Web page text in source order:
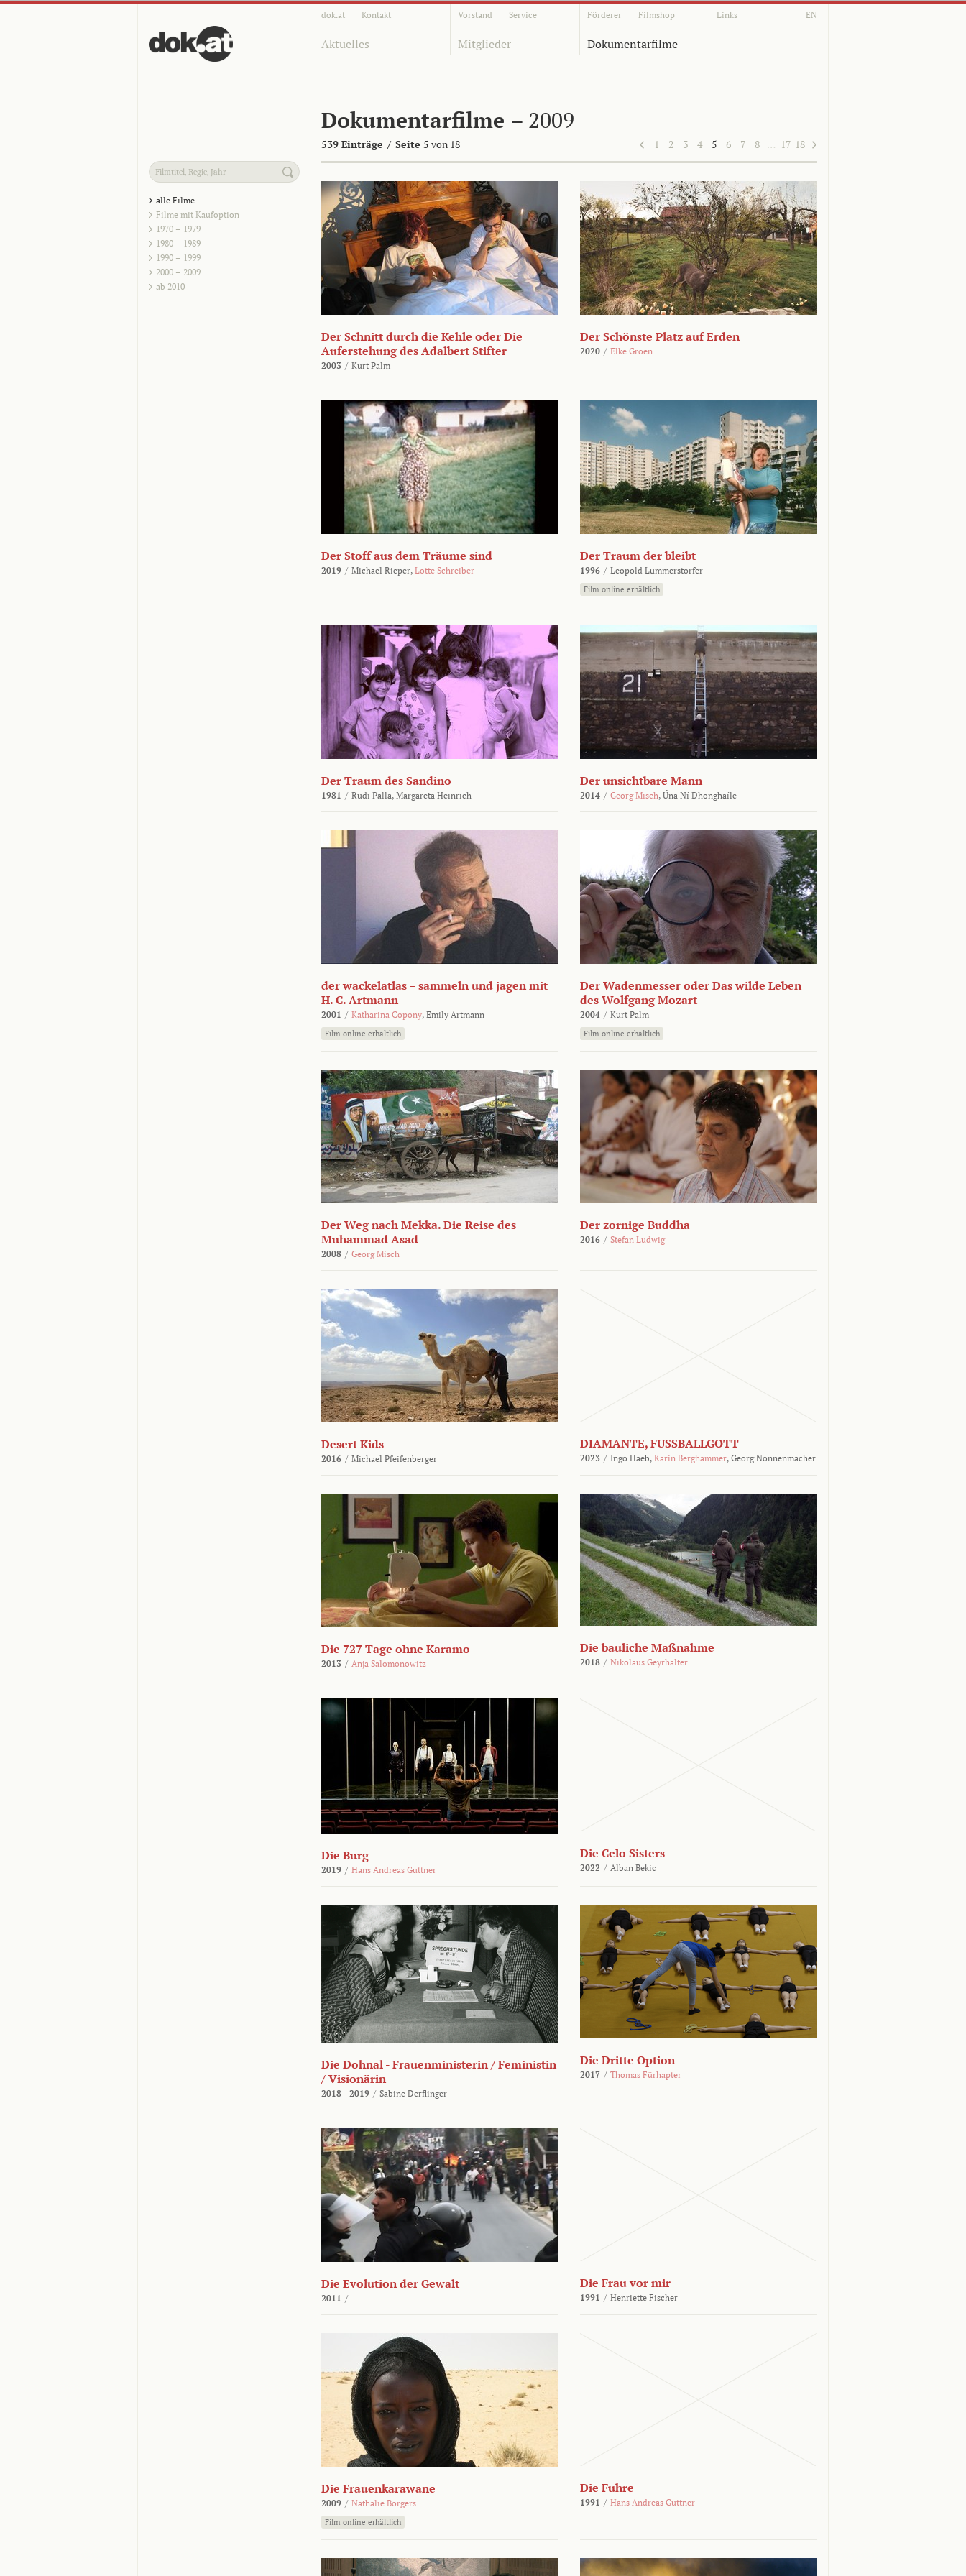
dok.at Kontakt Vorstand Service Förderer Filmshop Links EN
Aktuelles Mitglieder Dokumentarfilme
Dokumentarfilme – 2009
539 Einträge / Seite 5 von 18 1 2 3 4 5 6 7 8 … 17 18
alle Filme
Filme mit Kaufoption
1970 – 1979
1980 – 1989
1990 – 1999
2000 – 2009
ab 2010
Der Schnitt durch die Kehle oder Die
Auferstehung des Adalbert Stifter
2003 / Kurt Palm
Der Schönste Platz auf Erden
2020 / Elke Groen
Der Stoff aus dem Träume sind
2019 / Michael Rieper, Lotte Schreiber
Der Traum der bleibt
1996 / Leopold Lummerstorfer
Film online erhältlich
Der Traum des Sandino
1981 / Rudi Palla, Margareta Heinrich
Der unsichtbare Mann
2014 / Georg Misch, Úna Ní Dhonghaíle
der wackelatlas – sammeln und jagen mit
H. C. Artmann
2001 / Katharina Copony, Emily Artmann
Film online erhältlich
Der Wadenmesser oder Das wilde Leben
des Wolfgang Mozart
2004 / Kurt Palm
Film online erhältlich
Der Weg nach Mekka. Die Reise des
Muhammad Asad
2008 / Georg Misch
Der zornige Buddha
2016 / Stefan Ludwig
Desert Kids
2016 / Michael Pfeifenberger
DIAMANTE, FUSSBALLGOTT
2023 / Ingo Haeb, Karin Berghammer, Georg Nonnenmacher
Die 727 Tage ohne Karamo
2013 / Anja Salomonowitz
Die bauliche Maßnahme
2018 / Nikolaus Geyrhalter
Die Burg
2019 / Hans Andreas Guttner
Die Celo Sisters
2022 / Alban Bekic
Die Dohnal - Frauenministerin / Feministin
/ Visionärin
2018 - 2019 / Sabine Derflinger
Die Dritte Option
2017 / Thomas Fürhapter
Die Evolution der Gewalt
2011 /
Die Frau vor mir
1991 / Henriette Fischer
Die Frauenkarawane
2009 / Nathalie Borgers
Film online erhältlich
Die Fuhre
1991 / Hans Andreas Guttner